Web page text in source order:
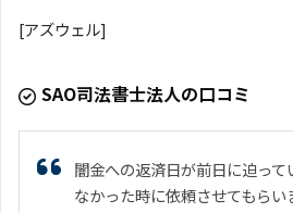
[アズウェル]
SAO司法書士法人の口コミ
闇金への返済日が前日に迫っ
なかった時に依頼させてもら